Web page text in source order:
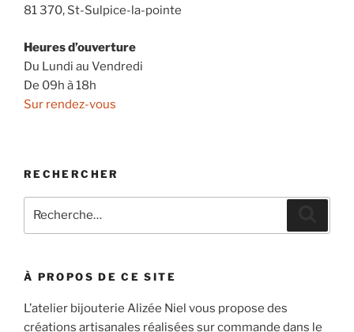
81 370, St-Sulpice-la-pointe
Heures d’ouverture
Du Lundi au Vendredi
De 09h à 18h
Sur rendez-vous
RECHERCHER
pour
À PROPOS DE CE SITE
L’atelier bijouterie Alizée Niel vous propose des
créations artisanales réalisées sur commande dans le